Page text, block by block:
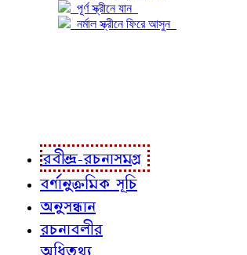
পূর্ণ স্ক্রীনে যান
নর্মাল স্ক্রীনে ফিরে আসুন
রবীন্দ্র-রচনাসমগ্র
বর্ণানুক্রমিক সূচি
অনুসন্ধান
রচনাবলীর
অধিতথ্য